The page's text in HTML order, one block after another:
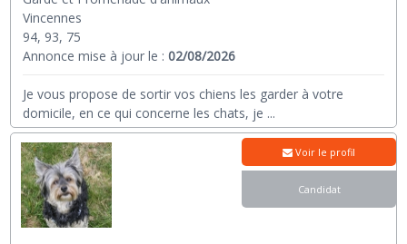
Vincennes
94, 93, 75
Annonce mise à jour le :02/08/2026
Je vous propose de sortir vos chiens les garder à votre
domicile, en ce qui concerne les chats, je ...
Voir le profil
Candidat